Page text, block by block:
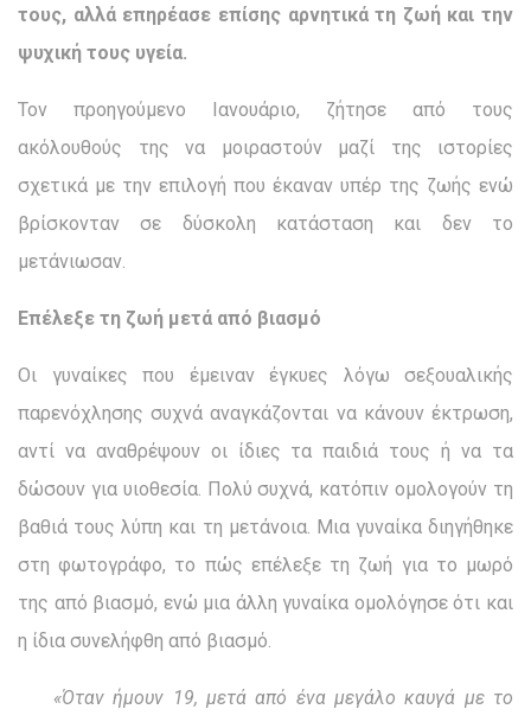
τους, αλλά επηρέασε επίσης αρνητικά τη ζωή και την
ψυχική τους υγεία.
Τον προηγούμενο Ιανουάριο, ζήτησε από τους
ακόλουθούς της να μοιραστούν μαζί της ιστορίες
σχετικά με την επιλογή που έκαναν υπέρ της ζωής ενώ
βρίσκονταν σε δύσκολη κατάσταση και δεν το
μετάνιωσαν.
Επέλεξε τη ζωή μετά από βιασμό
Οι γυναίκες που έμειναν έγκυες λόγω σεξουαλικής
παρενόχλησης συχνά αναγκάζονται να κάνουν έκτρωση,
αντί να αναθρέψουν οι ίδιες τα παιδιά τους ή να τα
δώσουν για υιοθεσία. Πολύ συχνά, κατόπιν ομολογούν τη
βαθιά τους λύπη και τη μετάνοια. Μια γυναίκα διηγήθηκε
στη φωτογράφο, το πώς επέλεξε τη ζωή για το μωρό
της από βιασμό, ενώ μια άλλη γυναίκα ομολόγησε ότι και
η ίδια συνελήφθη από βιασμό.
«Όταν ήμουν 19, μετά από ένα μεγάλο καυγά με το